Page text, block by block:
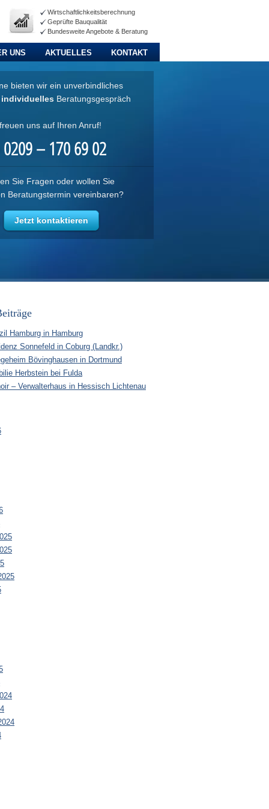
Wirtschaftlichkeitsberechnung
Geprüfte Bauqualität
Bundesweite Angebote & Beratung
UNS AKTUELLES KONTAKT
bieten wir ein unverbindliches
individuelles Beratungsgespräch
uns auf Ihren Anruf!
0209 – 170 69 02
Sie Fragen oder wollen Sie
Beratungstermin vereinbaren?
Jetzt kontaktieren
Hamburg in Hamburg
Sonnefeld in Coburg (Landkr.)
Bövinghausen in Dortmund
Herbstein bei Fulda
– Verwalterhaus in Hessisch Lichtenau